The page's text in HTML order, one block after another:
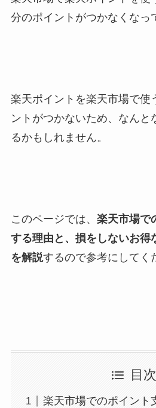
分のポイントがつかなくなっ
楽天ポイントを楽天市場で使
ントがつかないため、なんと
るかもしれません。
このページでは、 楽天市場で
する理由と、損をしないお得
を解説するので参考にしてく
目次
楽天市場でのポイント